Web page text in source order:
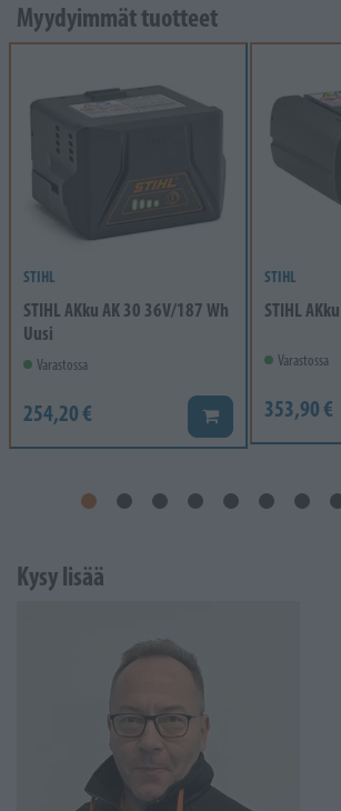
Myydyimmät tuotteet
STIHL
STIHL AKku AK 30 36V/187 Wh
Uusi
Varastossa
254,20 € Lisää koriin
STIHL
STIHL
Varastossa
353,90 €
Kysy lisää